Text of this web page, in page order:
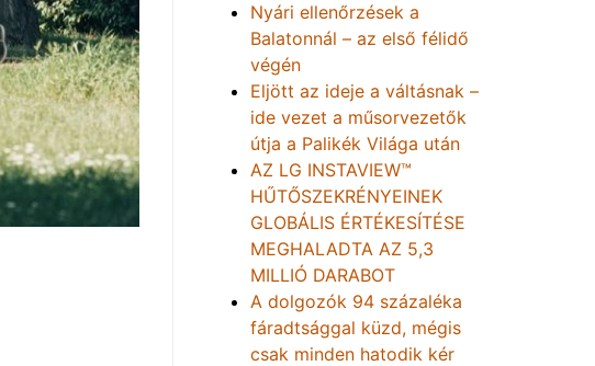
Nyári ellenőrzések a
Balatonnál – az első félidő
végén
Eljött az ideje a váltásnak –
ide vezet a műsorvezetők
útja a Palikék Világa után
AZ LG INSTAVIEW™
HŰTŐSZEKRÉNYEINEK
GLOBÁLIS ÉRTÉKESÍTÉSE
MEGHALADTA AZ 5,3
MILLIÓ DARABOT
A dolgozók 94 százaléka
fáradtsággal küzd, mégis
csak minden hatodik kér